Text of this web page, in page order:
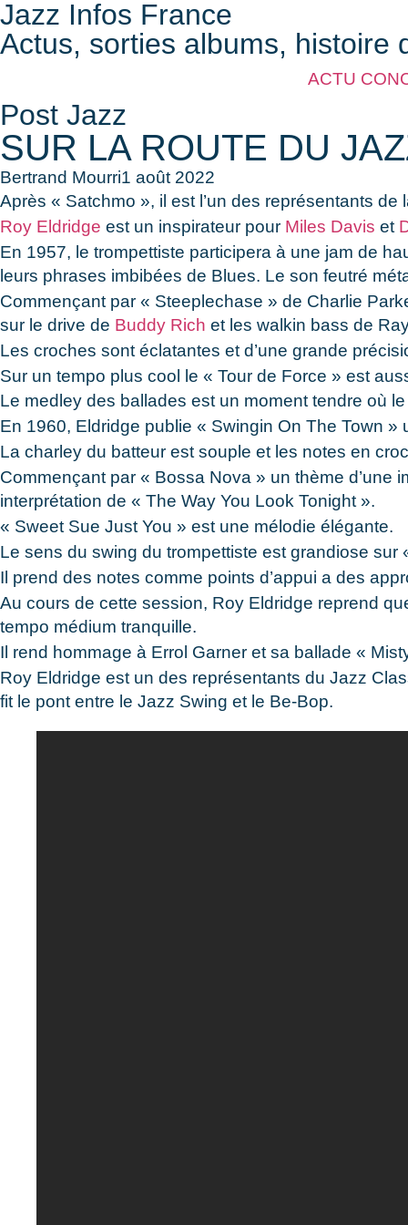
Jazz Infos France
Actus, sorties albums, histoire
ACTU
Post Jazz
SUR LA ROUTE DU
Bertrand Mourri1 août 2022
Après « Satchmo », il est l’un des représentants
Roy Eldridge est un inspirateur pour Miles Davis et
En 1957, le trompettiste participera à une jam de
leurs phrases imbibées de Blues. Le son feutré
Commençant par « Steeplechase » de Charlie
sur le drive de Buddy Rich et les walkin bass de
Les croches sont éclatantes et d’une grande
Sur un tempo plus cool le « Tour de Force » est
Le medley des ballades est un moment tendre où
En 1960, Eldridge publie « Swingin On The Town
La charley du batteur est souple et les notes en
Commençant par « Bossa Nova » un thème
interprétation de « The Way You Look Tonight ».
« Sweet Sue Just You » est une mélodie élégante.
Le sens du swing du trompettiste est grandiose sur
Il prend des notes comme points d’appui a des
Au cours de cette session, Roy Eldridge reprend
tempo médium tranquille.
Il rend hommage à Errol Garner et sa ballade «
Roy Eldridge est un des représentants du Jazz
fit le pont entre le Jazz Swing et le Be-Bop.